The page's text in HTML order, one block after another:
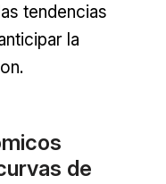
tendencias
la
de